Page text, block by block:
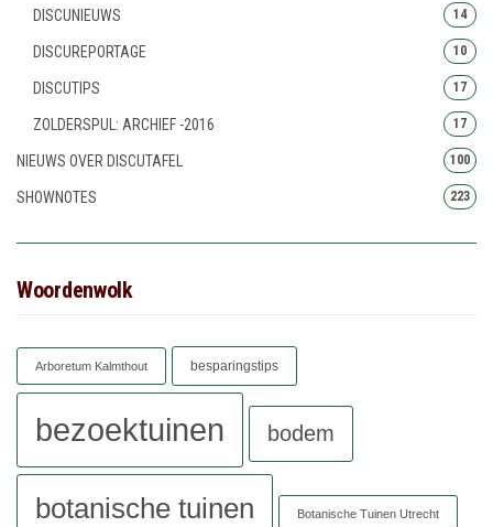
DISCUNIEUWS 14
DISCUREPORTAGE 10
DISCUTIPS 17
ZOLDERSPUL: ARCHIEF -2016 17
NIEUWS OVER DISCUTAFEL 100
SHOWNOTES 223
Woordenwolk
Arboretum Kalmthout besparingstips
bezoektuinen bodem
botanische tuinen Botanische Tuinen Utrecht